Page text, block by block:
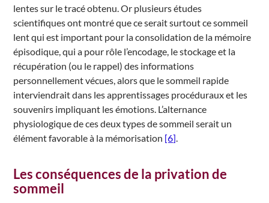
lentes sur le tracé obtenu. Or plusieurs études
scientifiques ont montré que ce serait surtout ce sommeil
lent qui est important pour la consolidation de la mémoire
épisodique, qui a pour rôle l’encodage, le stockage et la
récupération (ou le rappel) des informations
personnellement vécues, alors que le sommeil rapide
interviendrait dans les apprentissages procéduraux et les
souvenirs impliquant les émotions. L’alternance
physiologique de ces deux types de sommeil serait un
élément favorable à la mémorisation [6]
Les conséquences de la privation de
sommeil